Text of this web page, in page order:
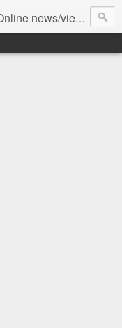
views JOURNAL... Connecting the community worldwide Editorial Director: Prem Chandran